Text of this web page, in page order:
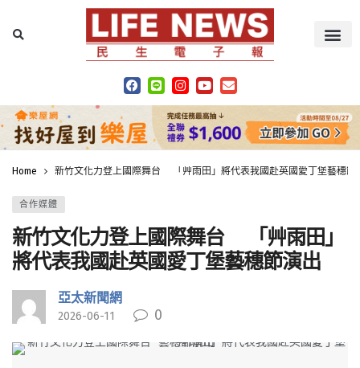
Home 新竹文化力登上國際舞台 「艸雨田」將代表我國赴英國愛丁堡藝穗節
合作媒體
新竹文化力登上國際舞台 「艸雨田」
將代表我國赴英國愛丁堡藝穗節演出
亞太新聞網
2026-06-11 0